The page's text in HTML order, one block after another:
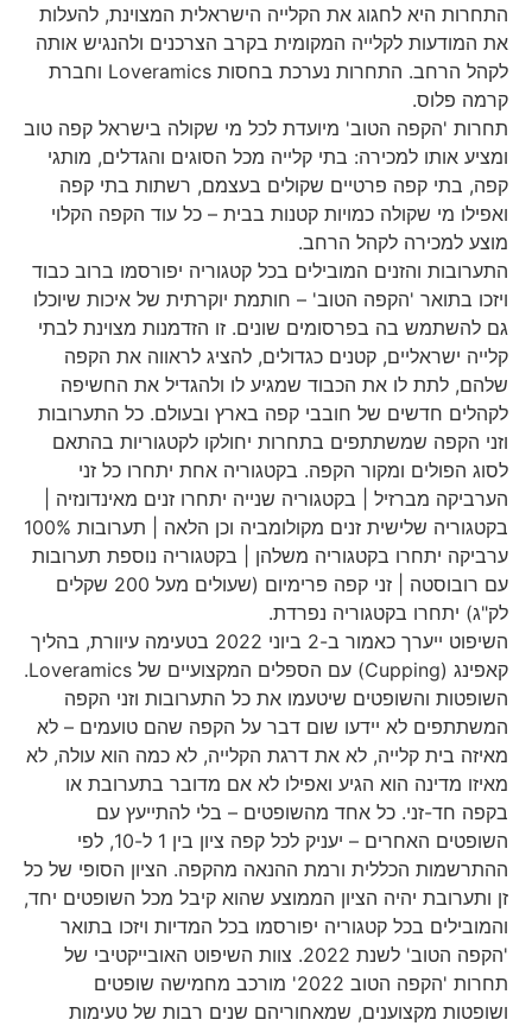
התחרות היא לחגוג את הקלייה הישראלית המצוינת, להעלות
את המודעות לקלייה המקומית בקרב הצרכנים ולהנגיש אותה
לקהל הרחב. התחרות נערכת בחסות Loveramics וחברת
קרמה פלוס.
תחרות 'הקפה הטוב' מיועדת לכל מי שקולה בישראל קפה טוב
ומציע אותו למכירה: בתי קלייה מכל הסוגים והגדלים, מותגי
קפה, בתי קפה פרטיים שקולים בעצמם, רשתות בתי קפה
ואפילו מי שקולה כמויות קטנות בבית – כל עוד הקפה הקלוי
מוצע למכירה לקהל הרחב.
התערובות והזנים המובילים בכל קטגוריה יפורסמו ברוב כבוד
ויזכו בתואר 'הקפה הטוב' – חותמת יוקרתית של איכות שיוכלו
גם להשתמש בה בפרסומים שונים. זו הזדמנות מצוינת לבתי
קלייה ישראליים, קטנים כגדולים, להציג לראווה את הקפה
שלהם, לתת לו את הכבוד שמגיע לו ולהגדיל את החשיפה
לקהלים חדשים של חובבי קפה בארץ ובעולם. כל התערובות
וזני הקפה שמשתתפים בתחרות יחולקו לקטגוריות בהתאם
לסוג הפולים ומקור הקפה. בקטגוריה אחת יתחרו כל זני
הערביקה מברזיל | בקטגוריה שנייה יתחרו זנים מאינדונזיה |
בקטגוריה שלישית זנים מקולומביה וכן הלאה | תערובות 100%
ערביקה יתחרו בקטגוריה משלהן | בקטגוריה נוספת תערובות
עם רובוסטה | זני קפה פרימיום (שעולים מעל 200 שקלים
לק"ג) יתחרו בקטגוריה נפרדת.
השיפוט ייערך כאמור ב-2 ביוני 2022 בטעימה עיוורת, בהליך
קאפינג (Cupping) עם הספלים המקצועיים של Loveramics.
השופטות והשופטים שיטעמו את כל התערובות וזני הקפה
המשתתפים לא יידעו שום דבר על הקפה שהם טועמים – לא
מאיזה בית קלייה, לא את דרגת הקלייה, לא כמה הוא עולה, לא
מאיזו מדינה הוא הגיע ואפילו לא אם מדובר בתערובת או
בקפה חד-זני. כל אחד מהשופטים – בלי להתייעץ עם
השופטים האחרים – יעניק לכל קפה ציון בין 1 ל-10, לפי
ההתרשמות הכללית ורמת ההנאה מהקפה. הציון הסופי של כל
זן ותערובת יהיה הציון הממוצע שהוא קיבל מכל השופטים יחד,
והמובילים בכל קטגוריה יפורסמו בכל המדיות ויזכו בתואר
'הקפה הטוב' לשנת 2022. צוות השיפוט האובייקטיבי של
תחרות 'הקפה הטוב 2022' מורכב מחמישה שופטים
ושופטות מקצוענים, שמאחוריהם שנים רבות של טעימות